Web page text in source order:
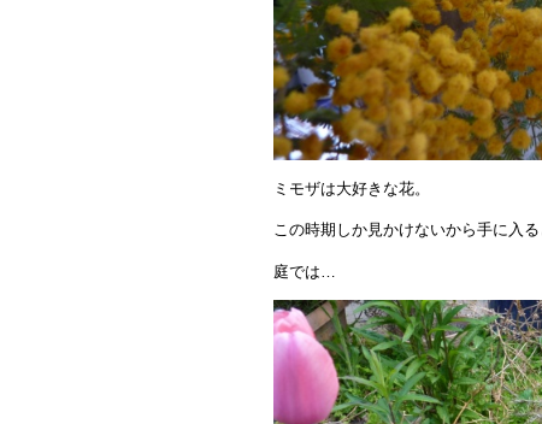
ミモザは大好きな花。
この時期しか見かけないから手に入
庭では…